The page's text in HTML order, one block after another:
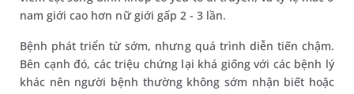
nam giới cao hơn nữ giới gấp 2 - 3 lần.
Bệnh phát triển từ sớm, nhưng quá trình diễn tiến chậm.
Bên cạnh đó, các triệu chứng lại khá giống với các bệnh lý
khác nên người bệnh thường không sớm nhận biết hoặc